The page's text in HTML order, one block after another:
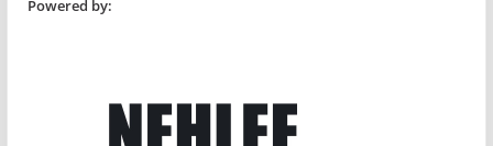
Powered by: